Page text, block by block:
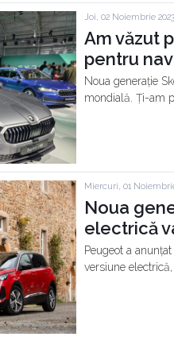
Joi, 02 Noiembrie 2023
Am văzut
pentru
Noua generație
mondială. Ți-am
Miercuri, 01 Noiembrie
Noua
electrică
Peugeot a
versiune